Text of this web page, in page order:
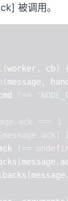
被调用。
(worker , cb)
(message ,
!==
!==
[message .
[message .